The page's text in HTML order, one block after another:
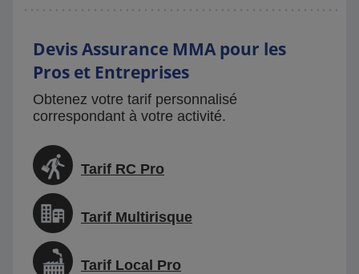
Devis Assurance MMA pour les
Pros et Entreprises
Obtenez votre tarif personnalisé
correspondant à votre activité.
Tarif RC Pro
Tarif Multirisque
Tarif Local Pro